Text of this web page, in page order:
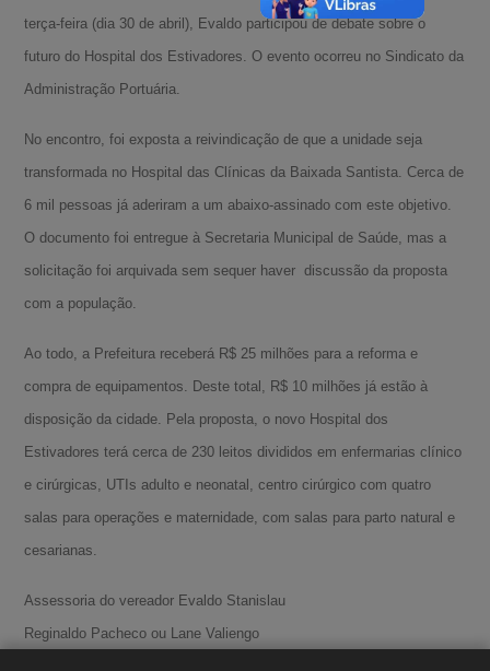
terça-feira (dia 30 de abril), Evaldo participou de debate sobre o
futuro do Hospital dos Estivadores. O evento ocorreu no Sindicato da
Administração Portuária.
No encontro, foi exposta a reivindicação de que a unidade seja
transformada no Hospital das Clínicas da Baixada Santista. Cerca de
6 mil pessoas já aderiram a um abaixo-assinado com este objetivo.
O documento foi entregue à Secretaria Municipal de Saúde, mas a
solicitação foi arquivada sem sequer haver discussão da proposta
com a população.
Ao todo, a Prefeitura receberá R$ 25 milhões para a reforma e
compra de equipamentos. Deste total, R$ 10 milhões já estão à
disposição da cidade. Pela proposta, o novo Hospital dos
Estivadores terá cerca de 230 leitos divididos em enfermarias clínico
e cirúrgicas, UTIs adulto e neonatal, centro cirúrgico com quatro
salas para operações e maternidade, com salas para parto natural e
cesarianas.
Assessoria do vereador Evaldo Stanislau
Reginaldo Pacheco ou Lane Valiengo